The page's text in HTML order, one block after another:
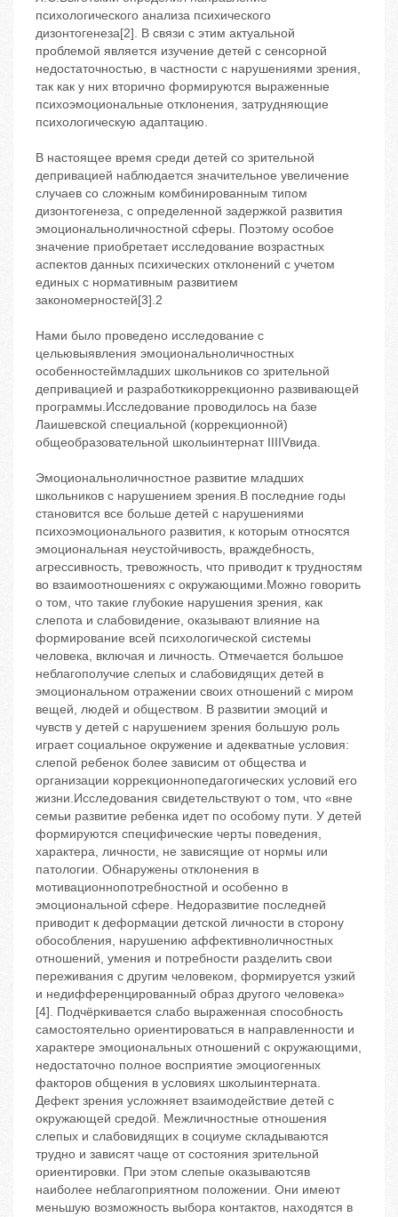
психологического анализа психического
дизонтогенеза[2]. В связи с этим актуальной
проблемой является изучение детей с сенсорной
недостаточностью, в частности с нарушениями зрения,
так как у них вторично формируются выраженные
психоэмоциональные отклонения, затрудняющие
психологическую адаптацию.
В настоящее время среди детей со зрительной
депривацией наблюдается значительное увеличение
случаев со сложным комбинированным типом
дизонтогенеза, с определенной задержкой развития
эмоциональноличностной сферы. Поэтому особое
значение приобретает исследование возрастных
аспектов данных психических отклонений с учетом
единых с нормативным развитием
закономерностей[3].2
Нами было проведено исследование с
цельювыявления эмоциональноличностных
особенностеймладших школьников со зрительной
депривацией и разработкикоррекционно развивающей
программы.Исследование проводилось на базе
Лаишевской специальной (коррекционной)
общеобразовательной школыинтернат IIIIVвида.
Эмоциональноличностное развитие младших
школьников с нарушением зрения.В последние годы
становится все больше детей с нарушениями
психоэмоционального развития, к которым относятся
эмоциональная неустойчивость, враждебность,
агрессивность, тревожность, что приводит к трудностям
во взаимоотношениях с окружающими.Можно говорить
о том, что такие глубокие нарушения зрения, как
слепота и слабовидение, оказывают влияние на
формирование всей психологической системы
человека, включая и личность. Отмечается большое
неблагополучие слепых и слабовидящих детей в
эмоциональном отражении своих отношений с миром
вещей, людей и обществом. В развитии эмоций и
чувств у детей с нарушением зрения большую роль
играет социальное окружение и адекватные условия:
слепой ребенок более зависим от общества и
организации коррекционнопедагогических условий его
жизни.Исследования свидетельствуют о том, что «вне
семьи развитие ребенка идет по особому пути. У детей
формируются специфические черты поведения,
характера, личности, не зависящие от нормы или
патологии. Обнаружены отклонения в
мотивационнопотребностной и особенно в
эмоциональной сфере. Недоразвитие последней
приводит к деформации детской личности в сторону
обособления, нарушению аффективноличностных
отношений, умения и потребности разделить свои
переживания с другим человеком, формируется узкий
и недифференцированный образ другого человека»
[4]. Подчёркивается слабо выраженная способность
самостоятельно ориентироваться в направленности и
характере эмоциональных отношений с окружающими,
недостаточно полное восприятие эмоциогенных
факторов общения в условиях школыинтерната.
Дефект зрения усложняет взаимодействие детей с
окружающей средой. Межличностные отношения
слепых и слабовидящих в социуме складываются
трудно и зависят чаще от состояния зрительной
ориентировки. При этом слепые оказываютсяв
наиболее неблагоприятном положении. Они имеют
меньшую возможность выбора контактов, находятся в